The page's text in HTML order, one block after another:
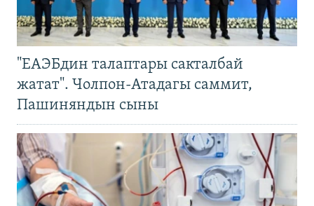
"ЕАЭБдин талаптары сакталбай
жатат". Чолпон-Атадагы саммит,
Пашиняндын сыны